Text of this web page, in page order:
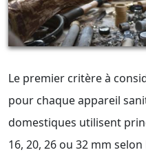
Le premier critère à
pour chaque appareil
domestiques utilisent
16, 20, 26 ou 32 mm